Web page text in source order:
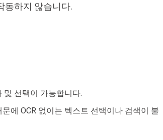
동하지 않습니다.
및 선택이 가능합니다.
에 OCR 없이는 텍스트 선택이나 검색이 불